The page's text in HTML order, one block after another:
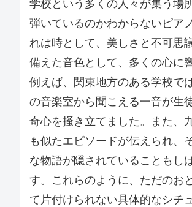
学校という多くの人々が集う場
弾いているのかわからないピア
れは時として、美しさと不可思
備えた音色として、多くの心に
例えば、関東地方のある学校で
の音楽室から聞こえる一音が生
奇心を掻き立てました。また、
も似たエピソードが伝えられ、
な物語が隠されていることもし
す。これらのように、ただのお
て片付けられない具体的なシチ